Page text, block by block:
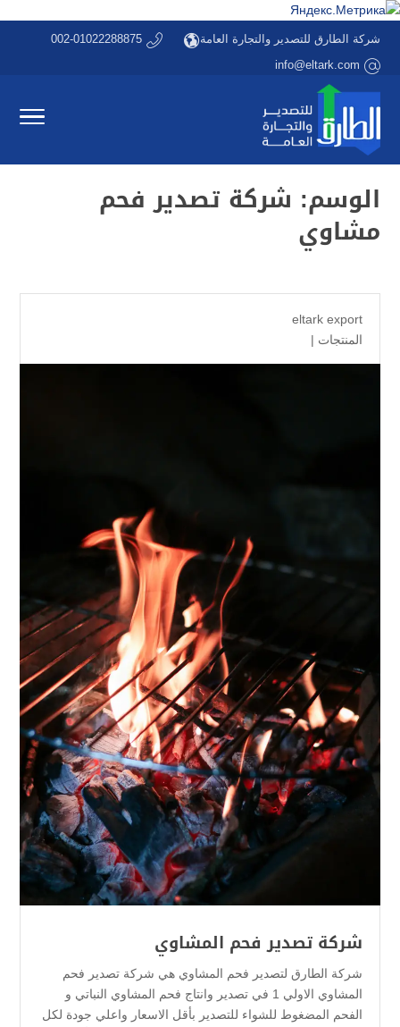
شركة الطارق للتصدير والتجارة العامة
002-01022288875
info@eltark.com
الوسم: شركة تصدير فحم
مشاوي
eltark export
المنتجات |
شركة تصدير فحم المشاوي
شركة الطارق لتصدير فحم المشاوي هي شركة تصدير فحم
المشاوي الاولي 1 في تصدير وانتاج فحم المشاوي النباتي و
الفحم المضغوط للشواء للتصدير بأقل الاسعار واعلي جودة لكل